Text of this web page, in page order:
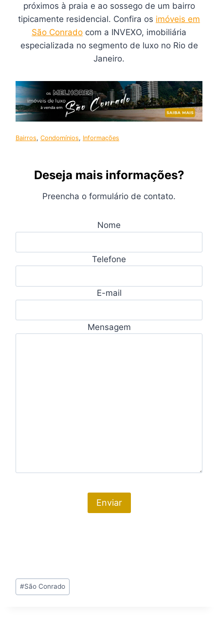
próximos à praia e ao sossego de um bairro
tipicamente residencial. Confira os imóveis em
São Conrado com a INVEXO, imobiliária
especializada no segmento de luxo no Rio de
Janeiro.
Bairros, Condomínios, Informações
Deseja mais informações?
Preencha o formulário de contato.
Nome
Telefone
E-mail
Mensagem
Tags
do
#São Conrado